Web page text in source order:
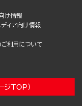
け情報
ディア向け情報
ご利用について
ジTOP）